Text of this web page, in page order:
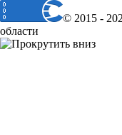
© 2015 -
области